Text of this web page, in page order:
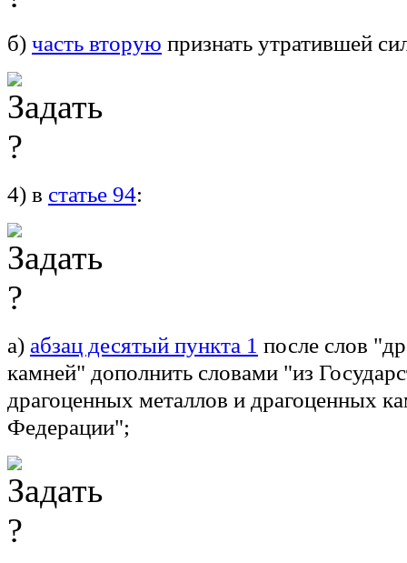
б) часть вторую признать утратившей
4) в статье 94:
а) абзац десятый пункта 1 после слов
камней" дополнить словами "из
драгоценных металлов и драгоценных
Федерации";